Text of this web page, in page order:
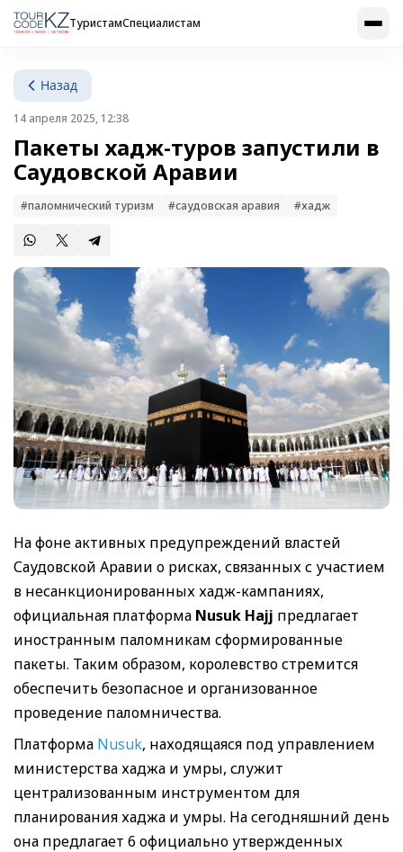
ТуристамСпециалистам
Назад
14 апреля 2025, 12:38
Пакеты хадж-туров запустили в
Саудовской Аравии
#паломнический туризм #саудовская аравия #хадж
На фоне активных предупреждений властей
Саудовской Аравии о рисках, связанных с участием
в несанкционированных хадж-кампаниях,
официальная платформа Nusuk Hajj предлагает
иностранным паломникам сформированные
пакеты. Таким образом, королевство стремится
обеспечить безопасное и организованное
проведение паломничества.
Платформа Nusuk, находящаяся под управлением
министерства хаджа и умры, служит
централизованным инструментом для
планирования хаджа и умры. На сегодняшний день
она предлагает 6 официально утвержденных